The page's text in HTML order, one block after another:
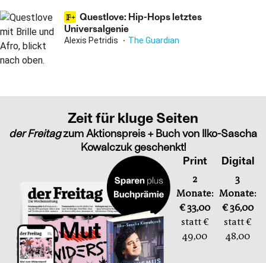
Questlove: Hip-Hops letztes
Universalgenie
Alexis Petridis The Guardian
Zeit für kluge Seiten
der Freitagzum Aktionspreis + Buch von Ilko-Sascha
Kowalczuk geschenkt!
Print
2
Monate:
€ 33,00
statt €
49,00
Digital
3
Monate:
€ 36,00
statt €
48,00